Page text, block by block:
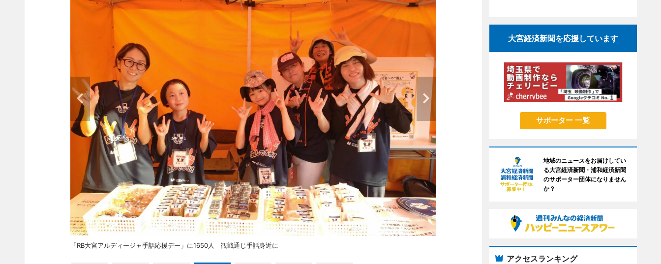
「RB大宮アルディージャ手話応援デー」に1650人 観戦通じ手話身近に
大宮経済新聞を応援しています
サポーター 一覧
地域のニュースをお届けしてい
る大宮経済新聞・浦和経済新聞
のサポーター団体になりません
か？
アクセスランキング